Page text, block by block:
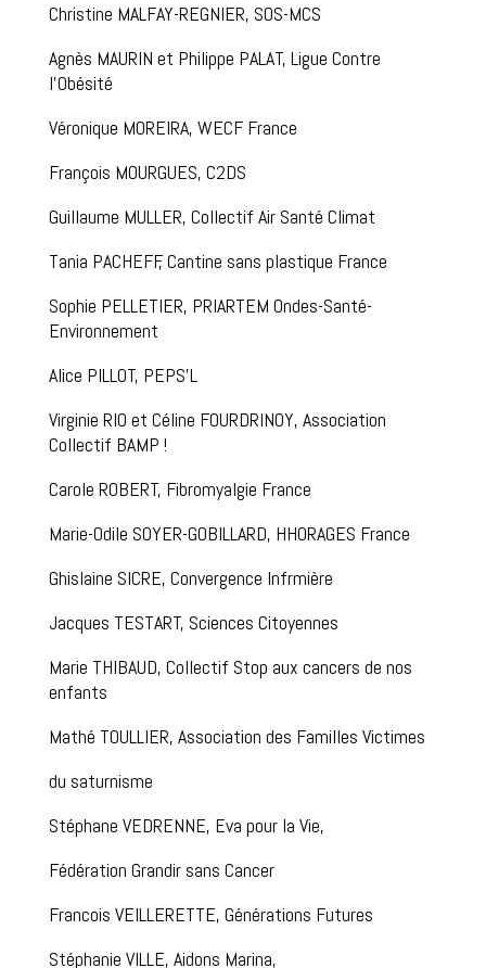
Christine MALFAY-REGNIER, SOS-MCS
Agnès MAURIN et Philippe PALAT, Ligue Contre
l’Obésité
Véronique MOREIRA, WECF France
François MOURGUES, C2DS
Guillaume MULLER, Collectif Air Santé Climat
Tania PACHEFF, Cantine sans plastique France
Sophie PELLETIER, PRIARTEM Ondes-Santé-
Environnement
Alice PILLOT, PEPS’L
Virginie RIO et Céline FOURDRINOY, Association
Collectif BAMP !
Carole ROBERT, Fibromyalgie France
Marie-Odile SOYER-GOBILLARD, HHORAGES France
Ghislaine SICRE, Convergence Infrmière
Jacques TESTART, Sciences Citoyennes
Marie THIBAUD, Collectif Stop aux cancers de nos
enfants
Mathé TOULLIER, Association des Familles Victimes
du saturnisme
Stéphane VEDRENNE, Eva pour la Vie,
Fédération Grandir sans Cancer
Francois VEILLERETTE, Générations Futures
Stéphanie VILLE, Aidons Marina,